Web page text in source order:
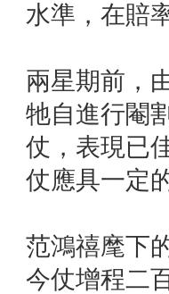
水準，在賠
兩星期前，
牠自進行閹
仗，表現已
仗應具一定
范鴻禧麾下
今仗增程二